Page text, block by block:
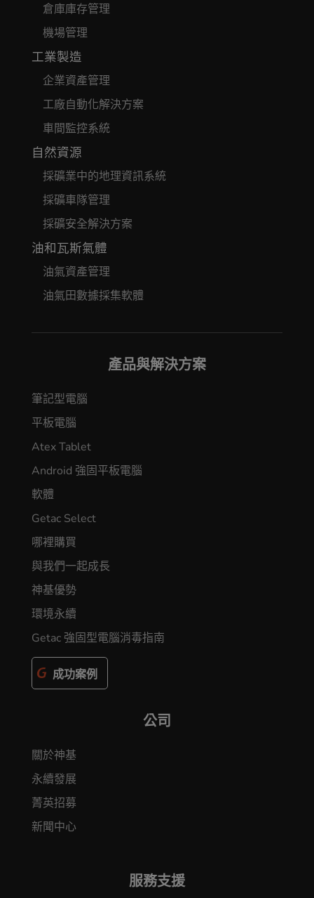
倉庫庫存管理
機場管理
工業製造
企業資產管理
工廠自動化解決方案
車間監控系統
自然資源
採礦業中的地理資訊系統
採礦車隊管理
採礦安全解決方案
油和瓦斯氣體
油氣資產管理
油氣田數據採集軟體
產品與解決方案
筆記型電腦
平板電腦
Atex Tablet
Android 強固平板電腦
軟體
Getac Select
哪裡購買
與我們一起成長
神基優勢
環境永續
Getac 強固型電腦消毒指南
成功案例
公司
關於神基
永續發展
菁英招募
新聞中心
服務支援